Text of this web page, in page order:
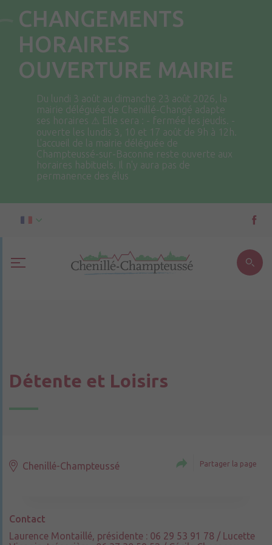
CHANGEMENTS
HORAIRES
OUVERTURE MAIRIE
Du lundi 3 août au dimanche 23 août 2026, la
mairie déléguée de Chenillé-Changé adapte
ses horaires ⚠ Elle sera : - fermée les jeudis. -
ouverte les lundis 3, 10 et 17 août de 9h à 12h.
L'accueil de la mairie déléguée de
Champteussé-sur-Baconne reste ouverte aux
horaires habituels. Il n'y aura pas de
permanence des élus
Détente et Loisirs
Chenillé-Champteussé Partager la page
Contact
Laurence Montaillé, présidente : 06 29 53 91 78 / Lucette